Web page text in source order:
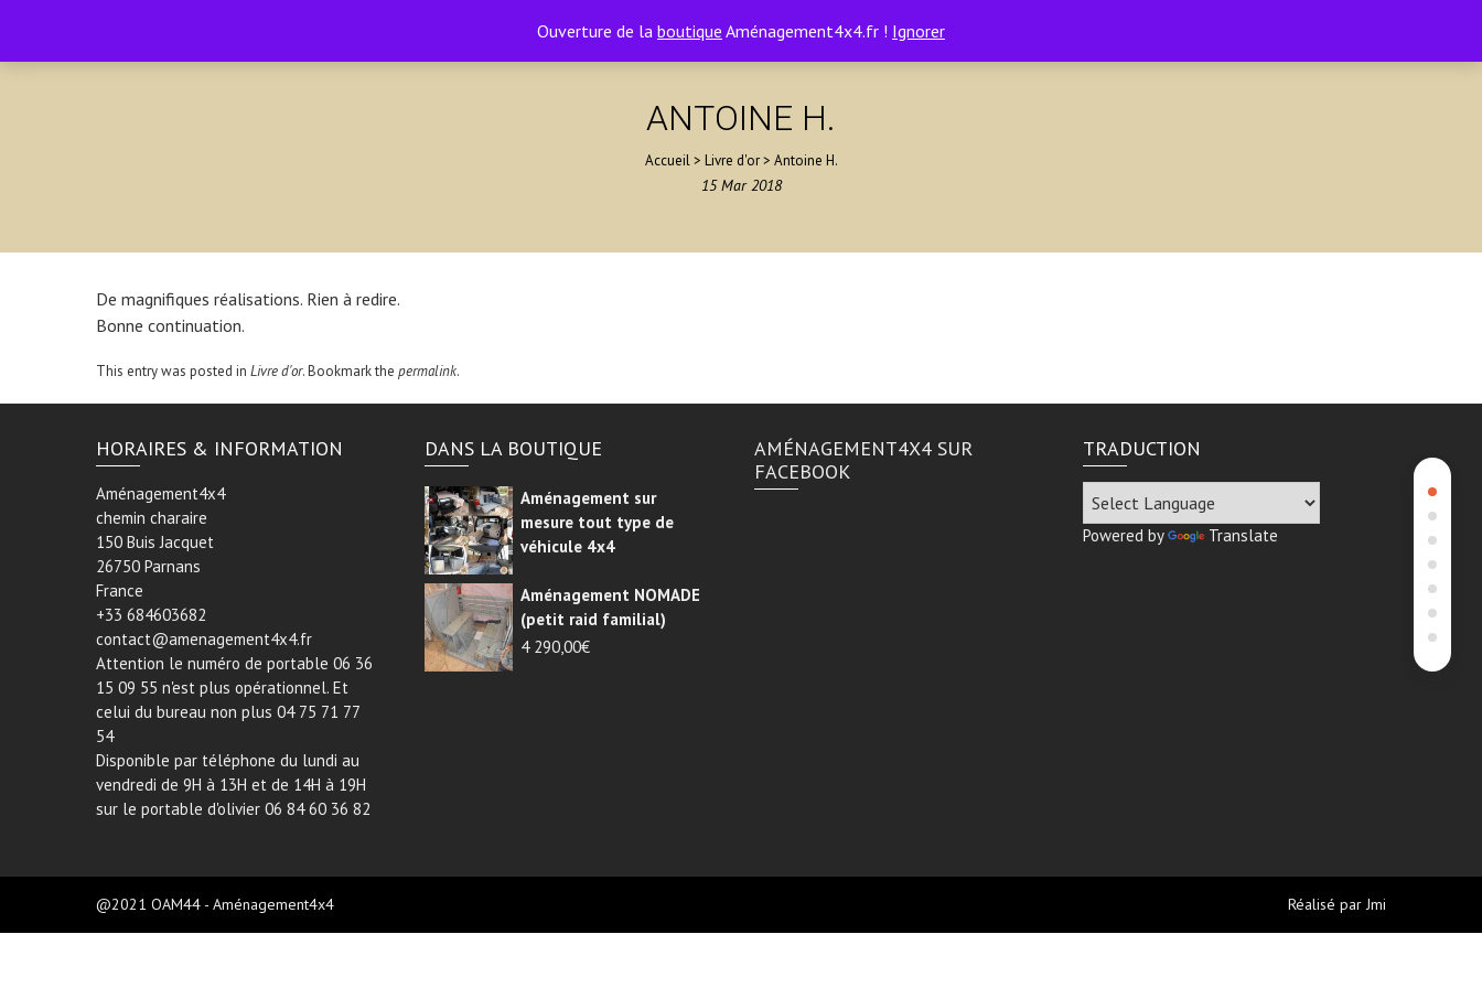
Ouverture de la boutique Aménagement4x4.fr ! Ignorer
ANTOINE H.
Accueil> Livre d'or> Antoine H.
15 Mar 2018
De magnifiques réalisations. Rien à redire.
Bonne continuation.
This entry was posted in Livre d'or. Bookmark the permalink.
HORAIRES & INFORMATION
Aménagement4x4
chemin charaire
150 Buis Jacquet
26750 Parnans
France
+33 684603682
contact@amenagement4x4.fr
Attention le numéro de portable 06 36
15 09 55 n'est plus opérationnel. Et
celui du bureau non plus 04 75 71 77
54
Disponible par téléphone du lundi au
vendredi de 9H à 13H et de 14H à 19H
sur le portable d'olivier 06 84 60 36 82
DANS LA BOUTIQUE
Aménagement sur
mesure tout type de
véhicule 4x4
Aménagement NOMADE
(petit raid familial)
4 290,00€
AMÉNAGEMENT4X4 SUR
FACEBOOK
TRADUCTION
Powered by Translate
@2021 OAM44 - Aménagement4x4 Réalisé parJmi